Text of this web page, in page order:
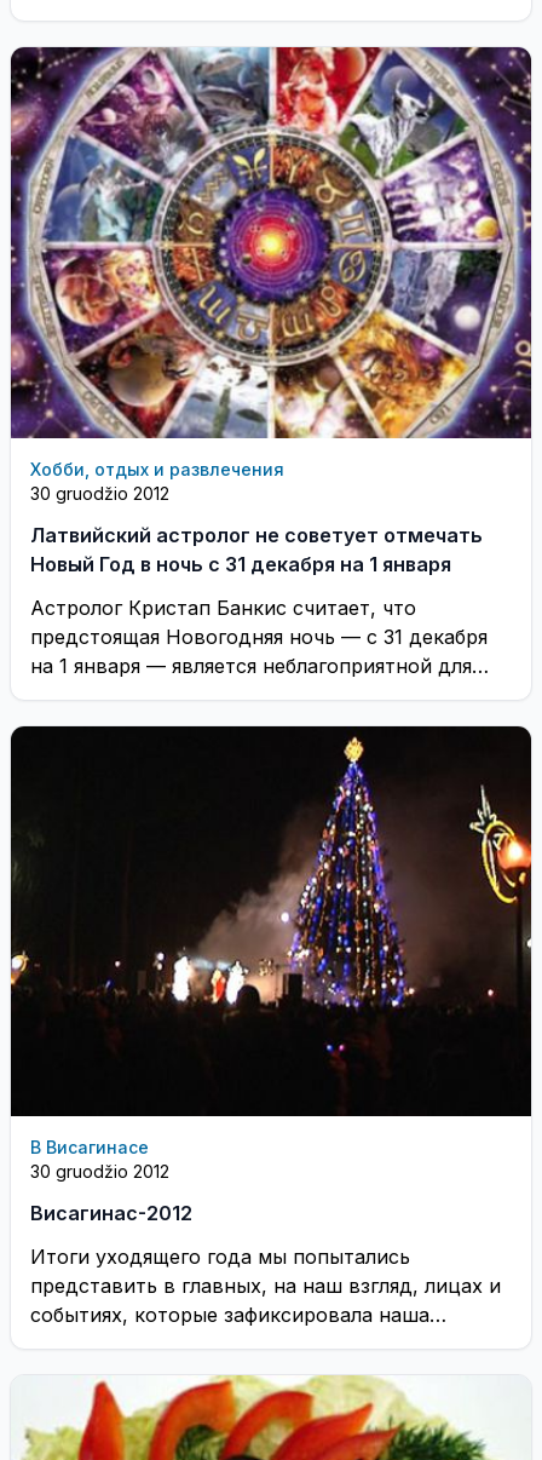
Android, сообщает TechCrunch. ...
Хобби, отдых и развлечения
30 gruodžio 2012
Латвийский астролог не советует отмечать
Новый Год в ночь с 31 декабря на 1 января
Астролог Кристап Банкис считает, что
предстоящая Новогодняя ночь — с 31 декабря
на 1 января — является неблагоприятной для
каких-либо ...
В Висагинасе
30 gruodžio 2012
Висагинас-2012
Итоги уходящего года мы попытались
представить в главных, на наш взгляд, лицах и
событиях, которые зафиксировала наша
телекамера. ...